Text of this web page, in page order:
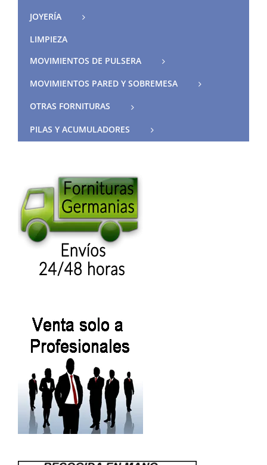
JOYERÍA
LIMPIEZA
MOVIMIENTOS DE PULSERA
MOVIMIENTOS PARED Y SOBREMESA
OTRAS FORNITURAS
PILAS Y ACUMULADORES